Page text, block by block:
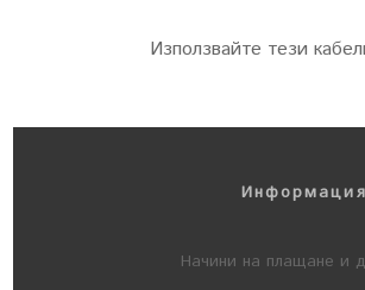
Използвайте тези
Информация
Начини на плащане и